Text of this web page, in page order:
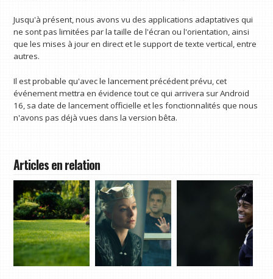
Jusqu'à présent, nous avons vu des applications adaptatives qui
ne sont pas limitées par la taille de l'écran ou l'orientation, ainsi
que les mises à jour en direct et le support de texte vertical, entre
autres.
Il est probable qu'avec le lancement précédent prévu, cet
événement mettra en évidence tout ce qui arrivera sur Android
16, sa date de lancement officielle et les fonctionnalités que nous
n'avons pas déjà vues dans la version bêta.
Articles en relation